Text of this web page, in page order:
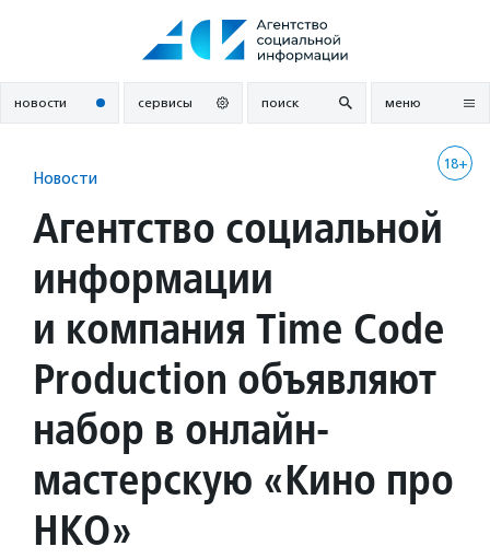
новости сервисы поиск меню
18+
Новости
Агентство социальной
информации
и компания Time Code
Production объявляют
набор в онлайн-
мастерскую «Кино про
НКО»